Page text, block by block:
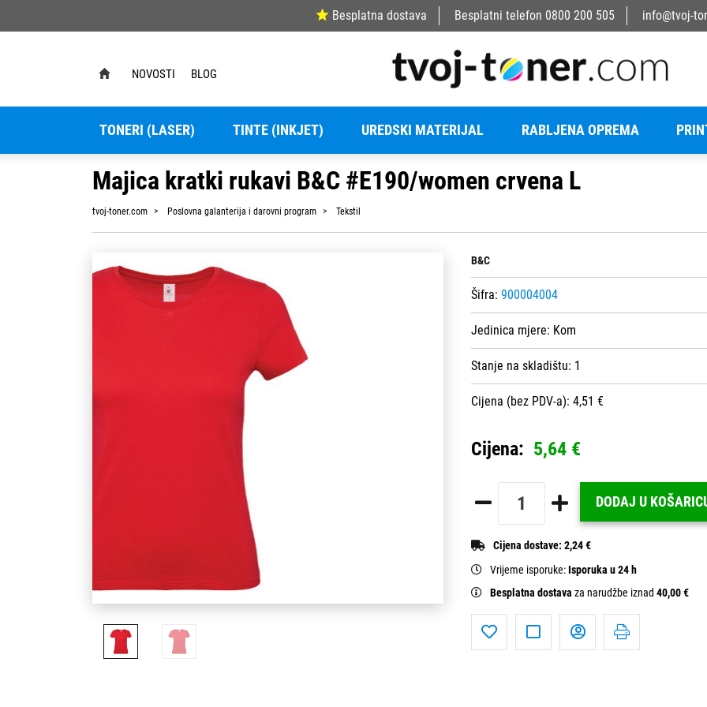
Besplatna dostava Besplatni telefon 0800 200 505 info@tvoj-
NOVOSTI BLOG
TONERI (LASER) TINTE (INKJET) UREDSKI MATERIJAL RABLJENA OPREMA
Majica kratki rukavi B&C #E190/women crvena L
tvoj-toner.com Poslovna galanterija i darovni program Tekstil
B&C
Šifra: 900004004
Jedinica mjere: Kom
Stanje na skladištu: 1
Cijena (bez PDV-a): 4,51 €
Cijena: 5,64 €
DODAJ U
Cijena dostave: 2,24 €
Vrijeme isporuke:Isporuka u 24 h
Besplatna dostava za narudžbe iznad 40,00 €